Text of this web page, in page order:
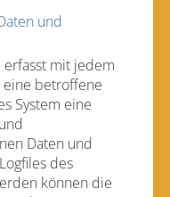
und
erfasst mit jedem
betroffene
System eine
Daten und
des
können die